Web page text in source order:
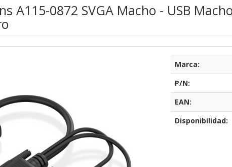
A115-0872 SVGA Macho - USB
Marca:
P/N:
EAN:
Disponibilidad: